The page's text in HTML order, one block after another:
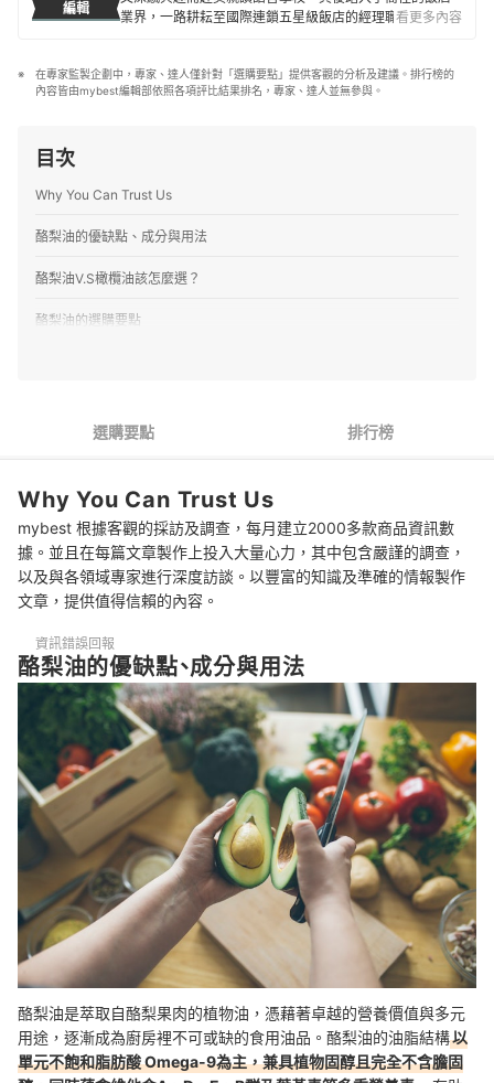
編輯
業界，一路耕耘至國際連鎖五星級飯店的經理職，因此對
並參與兒童援助計劃，希望能以微薄之力對社會有所貢
獻。
看更多內容
在專家監製企劃中，專家、達人僅針對「選購要點」提供客觀的分析及建議。排行榜的
內容皆由mybest編輯部依照各項評比結果排名，專家、達人並無參與。
目次
Why You Can Trust Us
酪梨油的優缺點、成分與用法
酪梨油V.S橄欖油該怎麼選？
酪梨油的選購要點
4 具國際認證並通過安全檢測更安心
酪梨油 推薦排行榜
參考其他營養的亞麻仁油、玄米油及橄欖油
選購要點 排行榜
Why You Can Trust Us
mybest 根據客觀的採訪及調查，每月建立2000多款商品資訊數
據。並且在每篇文章製作上投入大量心力，其中包含嚴謹的調查，
以及與各領域專家進行深度訪談。以豐富的知識及準確的情報製作
文章，提供值得信賴的內容。
資訊錯誤回報
酪梨油的優缺點、成分與用法
酪梨油是萃取自酪梨果肉的植物油，憑藉著卓越的營養價值與多元
用途，逐漸成為廚房裡不可或缺的食用油品。酪梨油的油脂結構以
單元不飽和脂肪酸 Omega-9為主，兼具植物固醇且完全不含膽固